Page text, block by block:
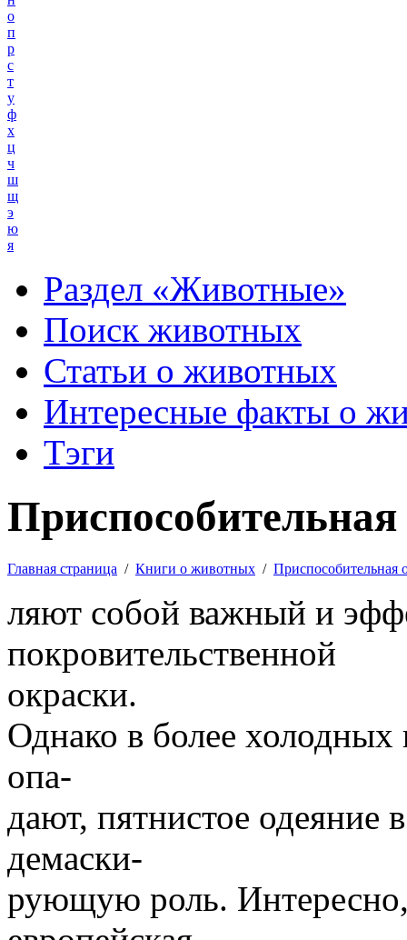
о
п
р
с
т
у
ф
х
ц
ч
ш
щ
э
ю
я
Раздел «Животные»
Поиск животных
Статьи о животных
Интересные факты о
Тэги
Главная страница / Книги о животных / Приспособительная
ляют собой важный и
покровительственной
окраски.
Однако в более
опа-
дают, пятнистое
демаски-
рующую роль.